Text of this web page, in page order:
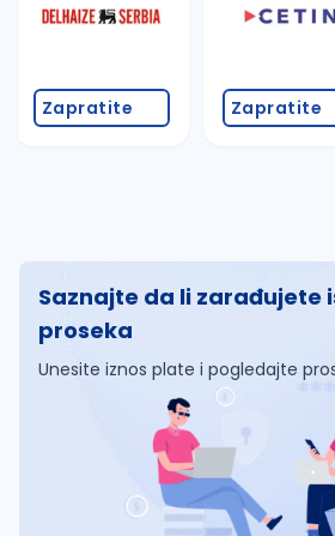
Zapratite Zapratite
Saznajte da li zarađujete
proseka
Unesite iznos plate i pogledajte